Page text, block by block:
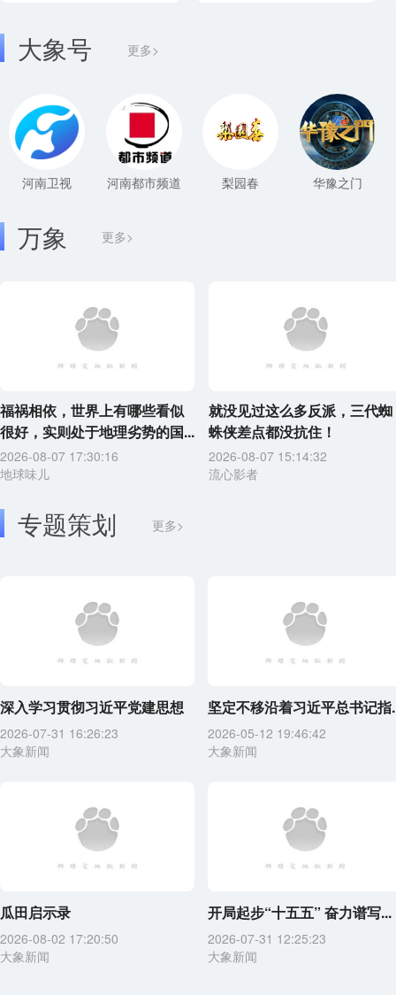
大象号 更多>
河南卫视 河南都市频道 梨园春 华豫之门
更多>
万象
福祸相依，世界上有哪些看似
很好，实则处于地理劣势的国...
2026-08-07 17:30:16
地球味儿
就没见过这么多反派，三代蜘
蛛侠差点都没抗住！
2026-08-07 15:14:32
流心影者
专题策划 更多>
深入学习贯彻习近平党建思想
2026-07-31 16:26:23
大象新闻
坚定不移沿着习近平总书记指
2026-05-12 19:46:42
大象新闻
瓜田启示录
2026-08-02 17:20:50
大象新闻
开局起步“十五五” 奋力谱写...
2026-07-31 12:25:23
大象新闻